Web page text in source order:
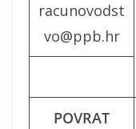
racunovodst
vo@ppb.hr
POVRAT